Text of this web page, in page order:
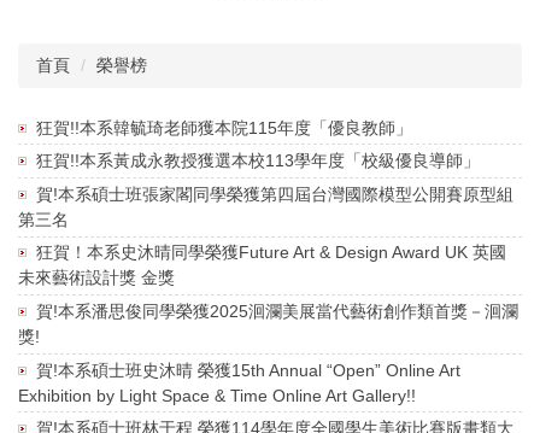
首頁 榮譽榜
狂賀!!本系韓毓琦老師獲本院115年度「優良教師」
狂賀!!本系黃成永教授獲選本校113學年度「校級優良導師」
賀!本系碩士班張家閣同學榮獲第四屆台灣國際模型公開賽原型組
第三名
狂賀！本系史沐晴同學榮獲Future Art & Design Award UK 英國
未來藝術設計獎 金獎
賀!本系潘思俊同學榮獲2025洄瀾美展當代藝術創作類首獎－洄瀾
獎!
賀!本系碩士班史沐晴 榮獲15th Annual “Open” Online Art
Exhibition by Light Space & Time Online Art Gallery!!
賀!本系碩士班林于程 榮獲114學年度全國學生美術比賽版畫類大